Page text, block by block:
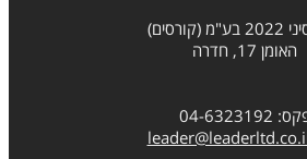
האומן 17, חדרה
04-6323192